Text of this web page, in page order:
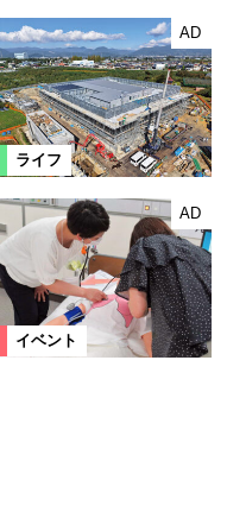
ライフ
AD
イベント
AD